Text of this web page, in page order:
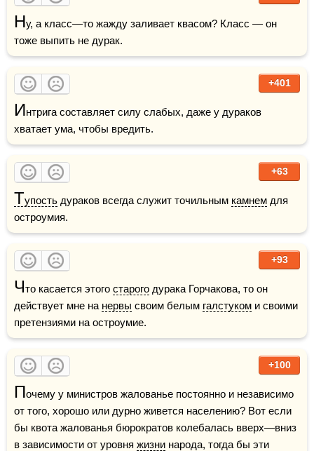
Ну, а класс—то жажду заливает квасом? Класс — он
тоже выпить не дурак.
+401
Интрига составляет силу слабых, даже у дураков
+63
Тупость дураков всегда служит точильным камнем для
остроумия.
+93
Что касается этого старого дурака Горчакова, то он
действует мне на нервы своим белым галстуком и своими
претензиями на остроумие.
+100
Почему у министров жалованье постоянно и независимо
от того, хорошо или дурно живется населению? Вот если
бы квота жалованья бюрократов колебалась вверх—вниз
в зависимости от уровня жизни народа, тогда бы эти